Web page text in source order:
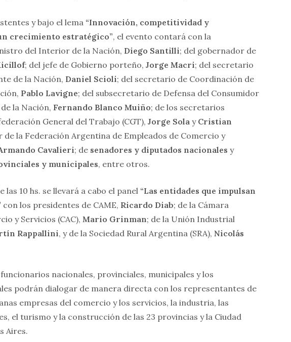
y bajo el lema “Innovación, competitividad y
crecimiento estratégico”, el evento contará con la
del Interior de la Nación, Diego Santilli; del gobernador de
; del jefe de Gobierno porteño, Jorge Macri; del secretario
de la Nación, Daniel Scioli; del secretario de Coordinación de
Pablo Lavigne; del subsecretario de Defensa del Consumidor
la Nación, Fernando Blanco Muiño; de los secretarios
General del Trabajo (CGT), Jorge Sola y Cristian
de la Federación Argentina de Empleados de Comercio y
Cavalieri; de senadores y diputados nacionales y
y municipales, entre otros.
10 hs. se llevará a cabo el panel “Las entidades que impulsan
con los presidentes de CAME, Ricardo Diab; de la Cámara
y Servicios (CAC), Mario Grinman; de la Unión Industrial
Rappallini, y de la Sociedad Rural Argentina (SRA), Nicolás
nacionales, provinciales, municipales y los
podrán dialogar de manera directa con los representantes de
empresas del comercio y los servicios, la industria, las
el turismo y la construcción de las 23 provincias y la Ciudad
Aires.